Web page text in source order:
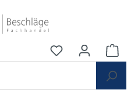
Du hast 0